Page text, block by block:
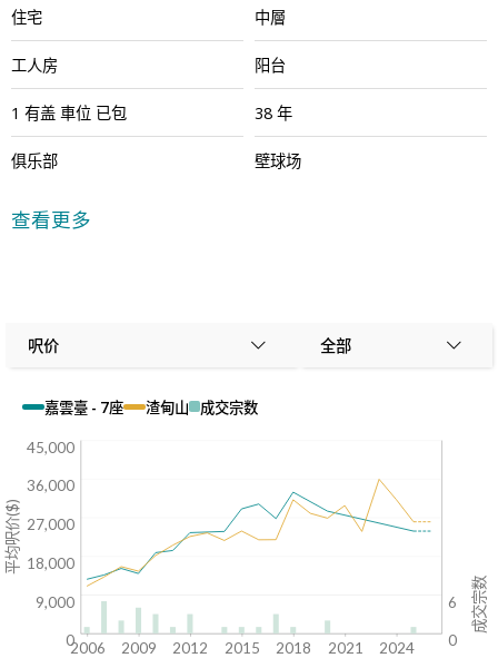
住宅 中層
工人房 阳台
1 有盖 車位 已包 38 年
俱乐部 壁球场
网球场
查看更多
呎价 全部
嘉雲臺 - 7座 渣甸山 成交宗数
6
0
2006 2009 2012 2015 2018 2021 2024
成交宗数
45,000
36,000
27,000
18,000
9,000
0
平均呎价($)